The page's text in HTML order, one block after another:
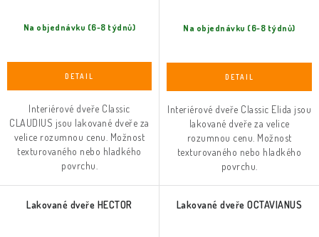
Na objednávku (6-8 týdnů)
Interiérové dveře Classic
CLAUDIUS jsou lakované dveře za
velice rozumnou cenu. Možnost
texturovaného nebo hladkého
povrchu.
Na objednávku (6-8 týdnů)
Interiérové dveře Classic Elida jsou
lakované dveře za velice
rozumnou cenu. Možnost
texturovaného nebo hladkého
povrchu.
Lakované dveře HECTOR Lakované dveře OCTAVIANUS